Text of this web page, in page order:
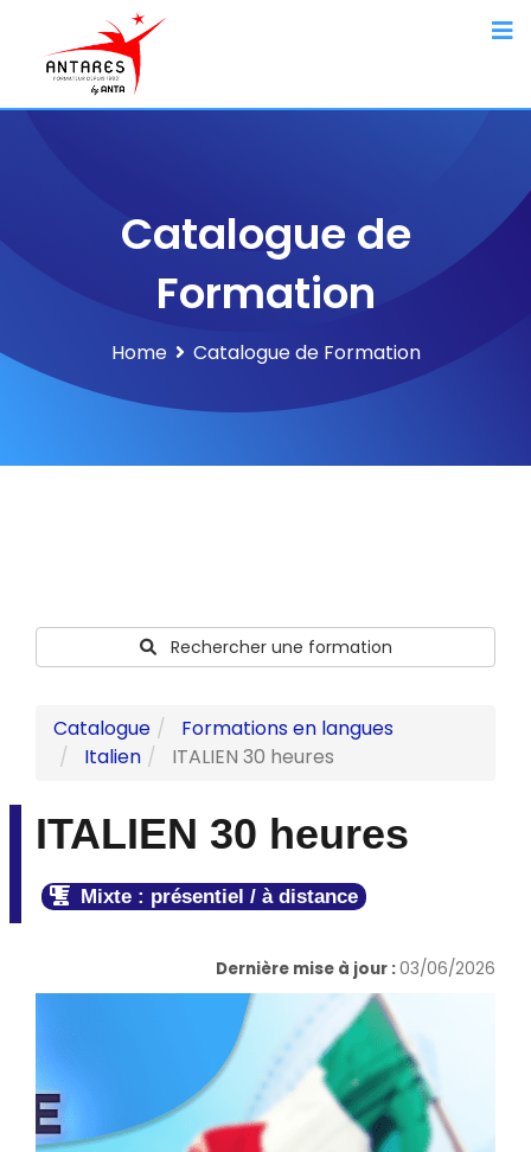
Catalogue de
Formation
Home Catalogue de Formation
Rechercher une formation
Catalogue
Formations en langues
Italien
ITALIEN 30 heures
ITALIEN 30 heures
Mixte : présentiel / à distance
Dernière mise à jour :03/06/2026